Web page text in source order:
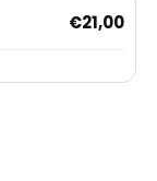
€21,00